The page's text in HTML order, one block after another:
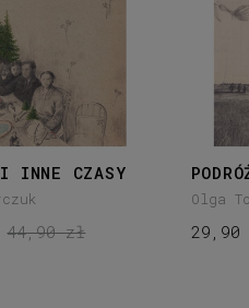
I INNE CZASY
44,90 zł
Olga
29,90